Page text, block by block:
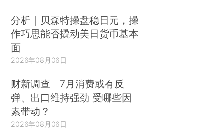
分析｜贝森特操盘稳日元，操
作巧思能否撬动美日货币基本
面
2026年08月06日
财新调查｜7月消费或有反
弹、出口维持强劲 受哪些因
素带动？
2026年08月06日